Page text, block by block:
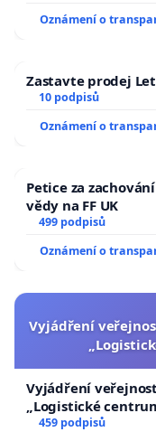
Oznámení o
Zastavte prodej
10 podpisů
Oznámení o
Petice za
vědy na FF UK
499 podpisů
Oznámení o
Vyjádření
Vyjádření
„Logistické
459 podpisů